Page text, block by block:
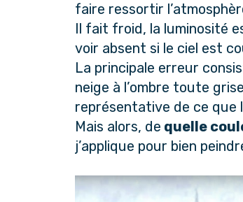
faire ressortir
Il fait froid, la luminosité
voir absent si le ciel est
La principale erreur
neige à l’ombre toute
représentative de ce que
Mais alors, de quelle
j’applique pour bien